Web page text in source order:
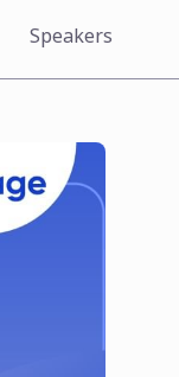
Speakers